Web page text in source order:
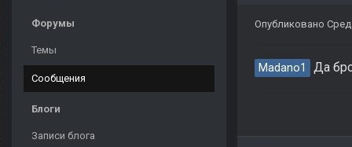
Форумы
Темы
Сообщения
Блоги
Записи блога
Опубликовано
Madano1 Да